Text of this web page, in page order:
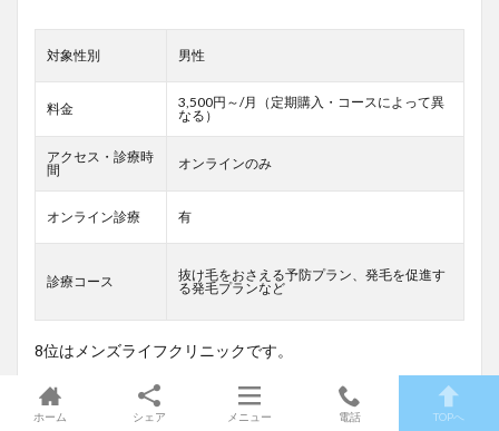
対象性別 男性
料金
3,500円～/月（定期購入・コースによって異
なる）
アクセス・診療時
間
オンラインのみ
オンライン診療 有
診療コース
抜け毛をおさえる予防プラン、発毛を促進す
る発毛プランなど
8位はメンズライフクリニックです。
24時間オンライン診察（※年末年始を除く）いつでも予約可
能なオンライン診療で待ち時間不要。
ホーム シェア メニュー 電話 TOPへ